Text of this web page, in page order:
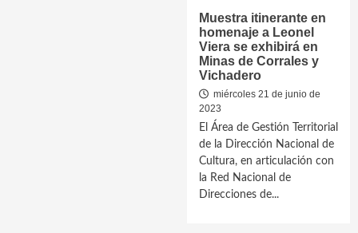
Muestra itinerante en
homenaje a Leonel
Viera se exhibirá en
Minas de Corrales y
Vichadero
miércoles 21 de junio de
2023
El Área de Gestión Territorial
de la Dirección Nacional de
Cultura, en articulación con
la Red Nacional de
Direcciones de...